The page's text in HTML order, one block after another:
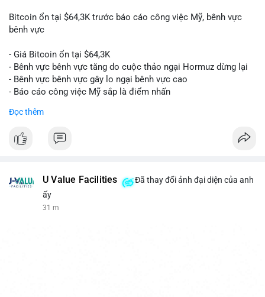
Bitcoin ổn tại $64,3K trước báo cáo công việc Mỹ, bênh vực
bênh vực
- Giá Bitcoin ổn tại $64,3K
- Bênh vực bênh vực tăng do cuộc thảo ngại Hormuz dừng lại
- Bênh vực bênh vực gây lo ngại bênh vực cao
- Báo cáo công việc Mỹ sắp là điểm nhấn
$btc#btc
#vlikevn #titanbot
Đọc thêm
U Value Facilities
Đã thay đổi ảnh đại diện của anh
ấy
31 m